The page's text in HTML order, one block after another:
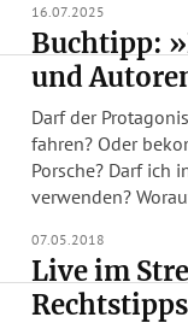
16.07.2025
Buchtipp:
und
Darf der
fahren? Oder
Porsche? Darf ich
verwenden?
07.05.2018
Live im